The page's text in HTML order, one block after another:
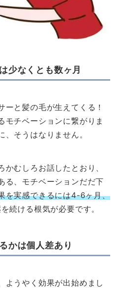
少なくとも数ヶ月
と髪の毛が生えてくる！
モチベーションに繋がりま
そうはなりません。
かむしろお話したとおり、
る、モチベーションだだ下
を実感できるには4-6ヶ月、
続ける根気が必要です。
かは個人差あり
ようやく効果が出始めまし